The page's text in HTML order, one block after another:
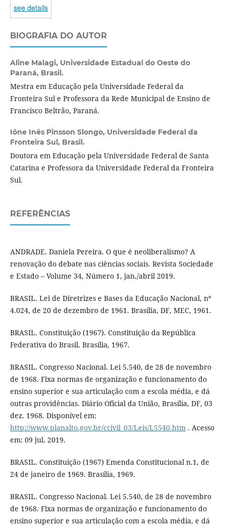
see details
BIOGRAFIA DO AUTOR
Aline Malagi, Universidade Estadual do Oeste do
Paraná, Brasil.
Mestra em Educação pela Universidade Federal da
Fronteira Sul e Professora da Rede Municipal de Ensino de
Francisco Beltrão, Paraná.
Iône Inês Pinsson Slongo, Universidade Federal da
Fronteira Sul, Brasil.
Doutora em Educação pela Universidade Federal de Santa
Catarina e Professora da Universidade Federal da Fronteira
Sul.
REFERÊNCIAS
ANDRADE. Daniela Pereira. O que é neoliberalismo? A
renovação do debate nas ciências sociais. Revista Sociedade
e Estado – Volume 34, Número 1, jan./abril 2019.
BRASIL. Lei de Diretrizes e Bases da Educação Nacional, nº
4.024, de 20 de dezembro de 1961. Brasília, DF, MEC, 1961.
BRASIL. Constituição (1967). Constituição da República
Federativa do Brasil. Brasília, 1967.
BRASIL. Congresso Nacional. Lei 5.540, de 28 de novembro
de 1968. Fixa normas de organização e funcionamento do
ensino superior e sua articulação com a escola média, e dá
outras providências. Diário Oficial da União, Brasília, DF, 03
dez. 1968. Disponível em:
http://www.planalto.gov.br/ccivil_03/Leis/L5540.htm . Acesso
em: 09 jul. 2019.
BRASIL. Constituição (1967) Emenda Constitucional n.1, de
24 de janeiro de 1969. Brasília, 1969.
BRASIL. Congresso Nacional. Lei 5.540, de 28 de novembro
de 1968. Fixa normas de organização e funcionamento do
ensino superior e sua articulação com a escola média, e dá